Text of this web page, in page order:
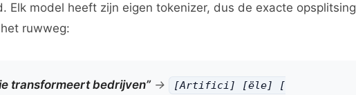
Elk model heeft zijn eigen tokenizer, dus de exacte opsplitsing
ruwweg:
transformeert bedrijven”→
[Artifici] [ële] [